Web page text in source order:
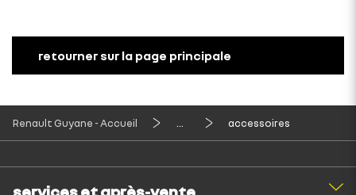
retourner sur la page principale